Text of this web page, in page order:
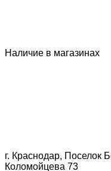
Наличие в магазинах
г. Краснодар, Поселок
Коломойцева 73